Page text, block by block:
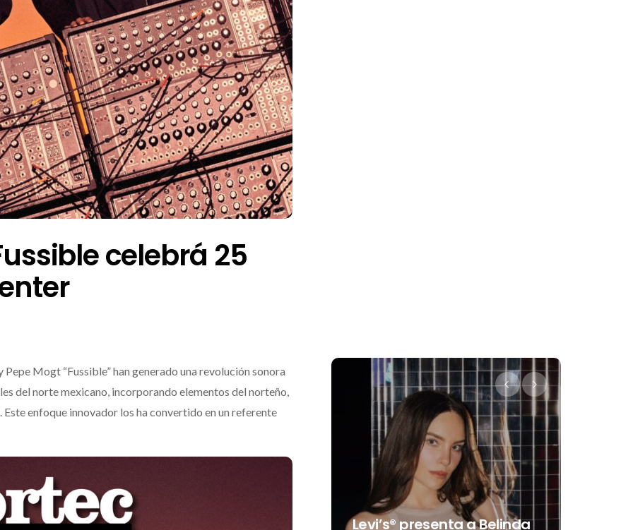
celebrá 25
Mogt “Fussible” han generado una revolución sonora
del norte mexicano, incorporando elementos del norteño,
enfoque innovador los ha convertido en un referente
Destino Dos Equis 2026: La
gran celebración sonora